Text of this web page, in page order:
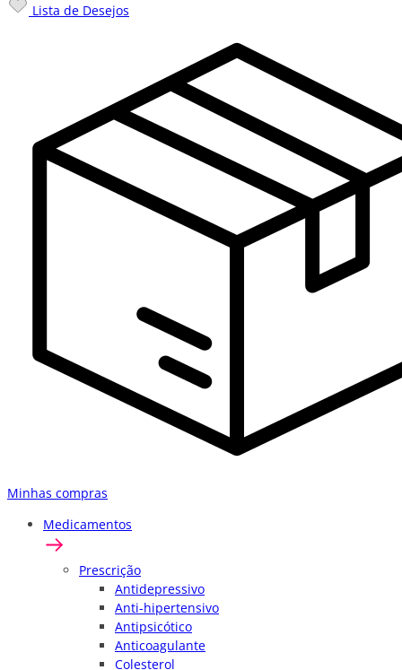
Lista de Desejos
Minhas compras
Medicamentos
Prescrição
Antidepressivo
Anti-hipertensivo
Antipsicótico
Anticoagulante
Colesterol